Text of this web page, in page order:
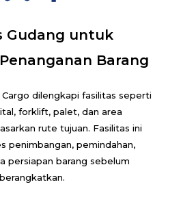
Gudang untuk
Barang
dilengkapi fasilitas seperti
forklift, palet, dan area
rute tujuan. Fasilitas ini
penimbangan, pemindahan,
persiapan barang sebelum